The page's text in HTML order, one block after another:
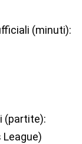
(minuti):
(partite):
League)